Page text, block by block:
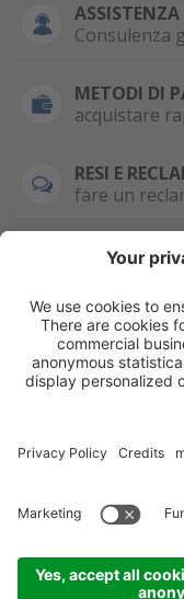
ASSISTENZA
Consulenza
METODI DI
acquistare
RESI E
fare un
SEMPRE
0471 506798
WHATSAPP
+39 376
Credits
Sitemap
Partner
Come arrivare